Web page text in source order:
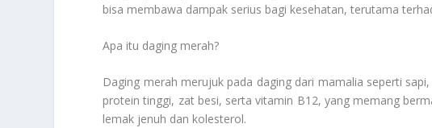
bisa membawa dampak serius bagi kesehatan, terutama
Apa itu daging merah?
Daging merah merujuk pada daging dari mamalia seperti
protein tinggi, zat besi, serta vitamin B12, yang memang
lemak jenuh dan kolesterol.